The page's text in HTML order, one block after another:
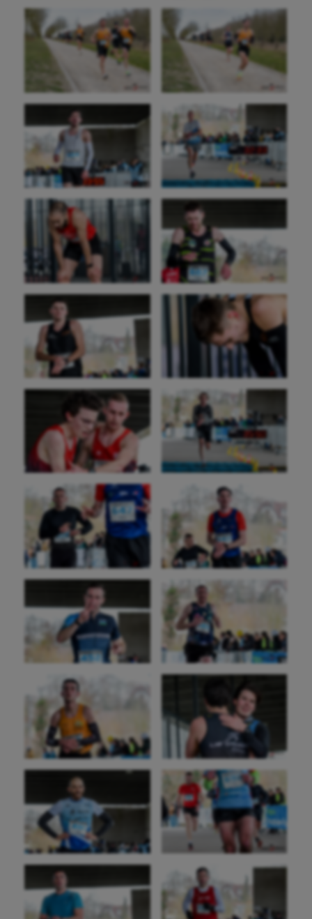
Jeux Olympiques et Paralympiques
Kayak-polo
Longue paume
Moto
Natation
Natation artistique
Omnisports
Outdoor
Paddle
Parkour
Patinage artistique
Pétanque
Plongée
Randonnée / Marche
Roller-derby
Sarbacane
Sauvetage sportif
Sport adapté
Sport handicap
Sport santé
Sport-entreprise
Sport-santé
Tir
Tir à l'arc
Triathlon
Ultimate frisbee
UNSS
Voile
Wakeboard
Water-polo